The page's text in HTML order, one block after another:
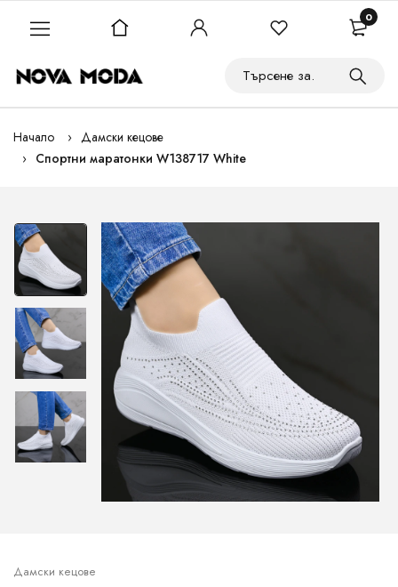
Начало
Дамски кецове
Спортни маратонки W138717 White
Дамски кецове
0